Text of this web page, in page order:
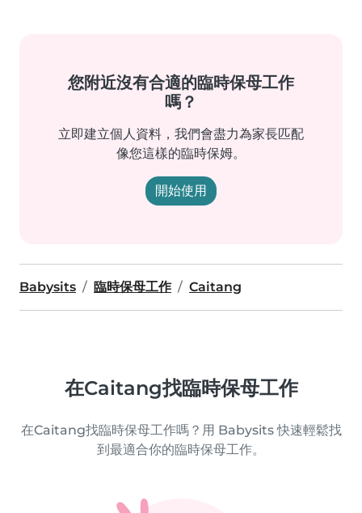
您附近沒有合適的臨時保母工作
嗎？
立即建立個人資料，我們會盡力為家長匹配
像您這樣的臨時保姆。
開始使用
Babysits 臨時保母工作 Caitang
在Caitang找臨時保母工作
在Caitang找臨時保母工作嗎？用 Babysits 快速輕鬆找
到最適合你的臨時保母工作。